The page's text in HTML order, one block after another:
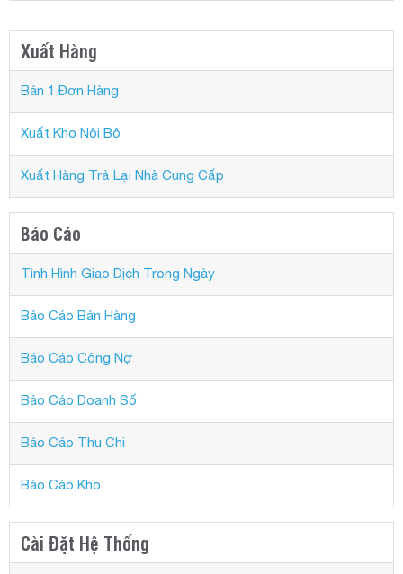
Xuất Hàng
Bán 1 Đơn Hàng
Xuất Kho Nội Bộ
Xuất Hàng Trả Lại Nhà Cung Cấp
Báo Cáo
Tình Hình Giao Dịch Trong Ngày
Báo Cáo Bán Hàng
Báo Cáo Công Nợ
Báo Cáo Doanh Số
Báo Cáo Thu Chi
Báo Cáo Kho
Cài Đặt Hệ Thống